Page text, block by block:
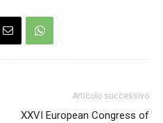
Articolo successivo
XXVI European Congress of